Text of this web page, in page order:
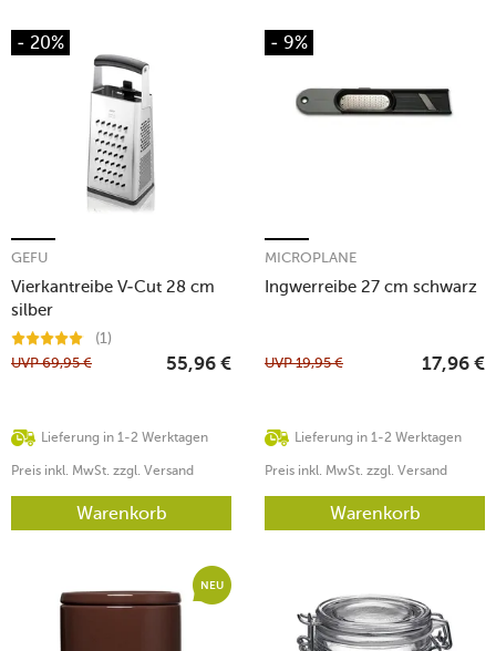
- 20%
Vierkantreibe V-Cut 28 cm
silber
GEFU
(1)
Lieferung in 1-2 Werktagen
UVP69,95 € 55,96 €
Preis inkl. MwSt. zzgl. Versand
Warenkorb
- 9%
Ingwerreibe 27 cm schwarz
MICROPLANE
Lieferung in 1-2 Werktagen
UVP19,95 € 17,96 €
Preis inkl. MwSt. zzgl. Versand
Warenkorb
NEU